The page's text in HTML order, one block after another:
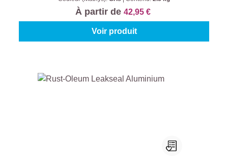
À partir de 42,95 €
Voir produit